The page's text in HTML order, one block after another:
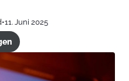
•11. Juni 2025